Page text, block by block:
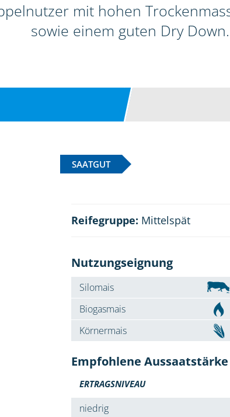
mit hohen
sowie einem guten Dry Down.
SAATGUT
Reifegruppe: Mittelspät
Nutzungseignung
Silomais
Biogasmais
Körnermais
Empfohlene
ERTRAGSNIVEAU
niedrig